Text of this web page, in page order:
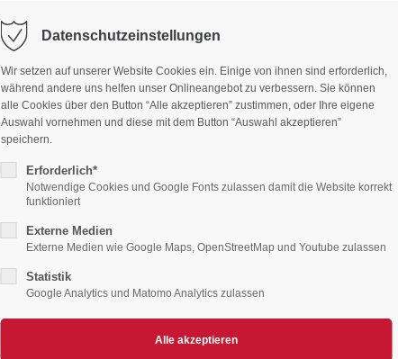
YOUNG DEVILS TERMINE TICKETS TICKETS SWC/
Datenschutzeinstellungen
Wir setzen auf unserer Website Cookies ein. Einige von ihnen sind erforderlich,
während andere uns helfen unser Onlineangebot zu verbessern. Sie können
alle Cookies über den Button “Alle akzeptieren” zustimmen, oder Ihre eigene
Auswahl vornehmen und diese mit dem Button “Auswahl akzeptieren”
speichern.
Erforderlich*
Notwendige Cookies und Google Fonts zulassen damit die Website korrekt
funktioniert
Externe Medien
Externe Medien wie Google Maps, OpenStreetMap und Youtube zulassen
Statistik
Google Analytics und Matomo Analytics zulassen